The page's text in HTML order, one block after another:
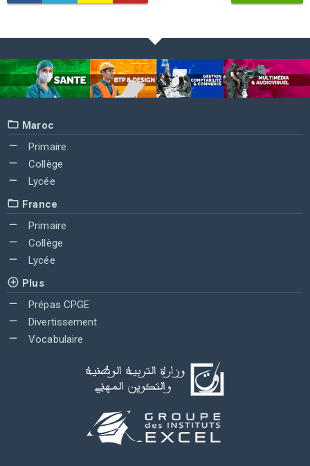
Maroc
Primaire
Collège
Lycée
France
Primaire
Collège
Lycée
Plus
Prépas CPGE
Divertissement
Vocabulaire